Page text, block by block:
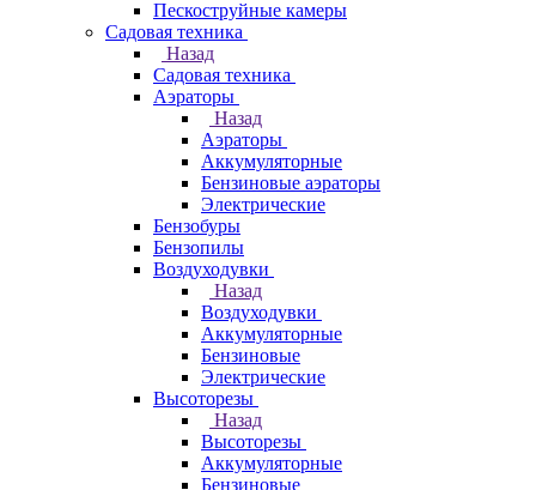
Пескоструйные камеры
Садовая техника
Назад
Садовая техника
Аэраторы
Назад
Аэраторы
Аккумуляторные
Бензиновые аэраторы
Электрические
Бензобуры
Бензопилы
Воздуходувки
Назад
Воздуходувки
Аккумуляторные
Бензиновые
Электрические
Высоторезы
Назад
Высоторезы
Аккумуляторные
Бензиновые